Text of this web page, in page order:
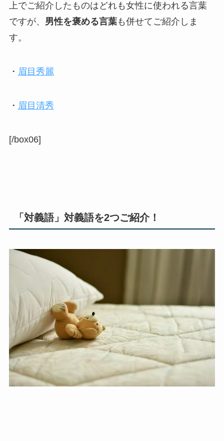
上でご紹介したものはどれも女性に使われる言葉
ですが、 男性を褒める言葉も併せてご紹介しま
す。
・ 眉目秀麗
・ 眉目清秀
[/box06]
「対義語」対義語を2つご紹介！